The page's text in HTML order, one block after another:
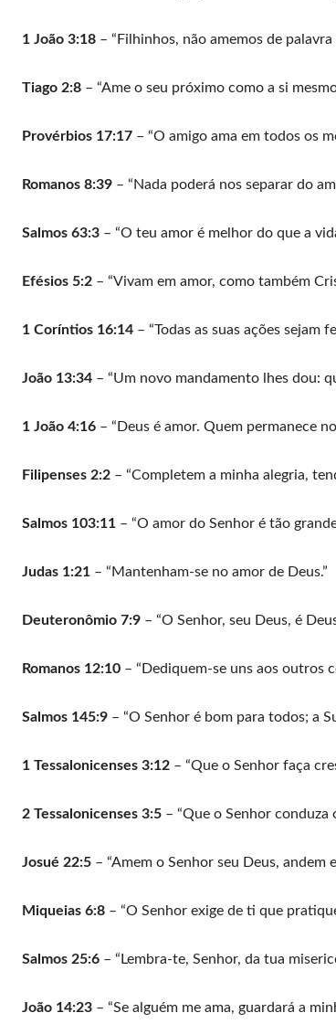
1 João 3:18 – “Filhinhos, não amemos de
Tiago 2:8 – “Ame o seu próximo como a si
Provérbios 17:17 – “O amigo ama em todos os
Romanos 8:39 – “Nada poderá nos separar do
Salmos 63:3 – “O teu amor é melhor do que a
Efésios 5:2 – “Vivam em amor, como também
1 Coríntios 16:14 – “Todas as suas ações sejam
João 13:34 – “Um novo mandamento lhes dou:
1 João 4:16 – “Deus é amor. Quem permanece
Filipenses 2:2 – “Completem a minha alegria,
Salmos 103:11 – “O amor do Senhor é tão
Judas 1:21 – “Mantenham-se no amor de Deus.”
Deuteronômio 7:9 – “O Senhor, seu Deus, é
Romanos 12:10 – “Dediquem-se uns aos outros
Salmos 145:9 – “O Senhor é bom para todos; a
1 Tessalonicenses 3:12 – “Que o Senhor faça
2 Tessalonicenses 3:5 – “Que o Senhor conduza
Josué 22:5 – “Amem o Senhor seu Deus, andem
Miqueias 6:8 – “O Senhor exige de ti que
Salmos 25:6 – “Lembra-te, Senhor, da tua
João 14:23 – “Se alguém me ama, guardará a